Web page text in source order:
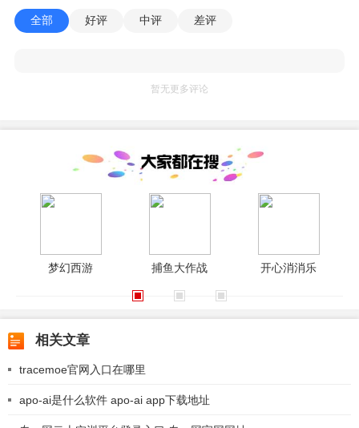
全部 好评 中评 差评
暂无更多评论
梦幻西游 捕鱼大作战 开心消消乐
相关文章
tracemoe官网入口在哪里
apo-ai是什么软件 apo-ai app下载地址